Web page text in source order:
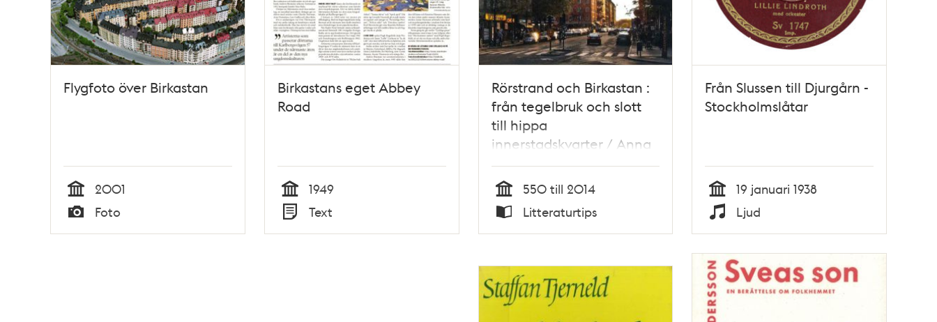
Flygfoto över Birkastan
Tid
2001
Typ
Foto
Birkastans eget Abbey
Road
Tid
1949
Typ
Text
Rörstrand och Birkastan :
från tegelbruk och slott
till hippa
innerstadskvarter / Anna
Lundqvist
Tid
550 till 2014
Typ
Litteraturtips
Från Slussen till Djurgårn -
Stockholmslåtar
Tid
19 januari 1938
Typ
Ljud